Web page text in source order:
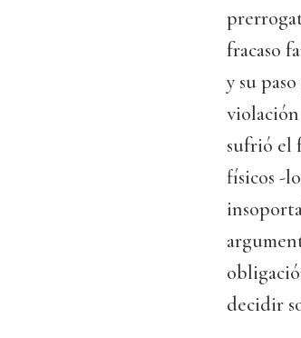
fracaso
y su
sufrió el
físicos -
decidir